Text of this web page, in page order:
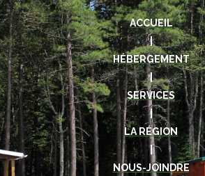
ACCUEIL
|
HÉBERGEMENT
|
SERVICES
|
LA RÉGION
|
NOUS-JOINDRE